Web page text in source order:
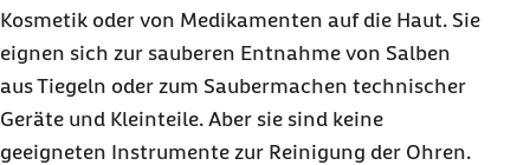
Kosmetik oder von Medikamenten auf die Haut. Sie
eignen sich zur sauberen Entnahme von Salben
aus Tiegeln oder zum Saubermachen technischer
Geräte und Kleinteile. Aber sie sind keine
geeigneten Instrumente zur Reinigung der Ohren.